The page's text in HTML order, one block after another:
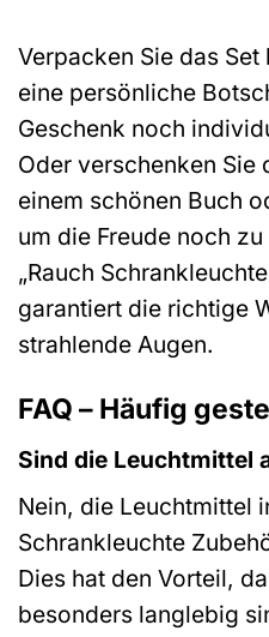
Verpacken Sie das
eine persönliche
Geschenk noch
Oder verschenken Sie
einem schönen Buch
um die Freude noch
„Rauch
garantiert die richtige
strahlende Augen.
FAQ – Häufig
Sind die Leuchtmittel
Nein, die Leuchtmittel
Schrankleuchte
Dies hat den Vorteil,
besonders langlebig